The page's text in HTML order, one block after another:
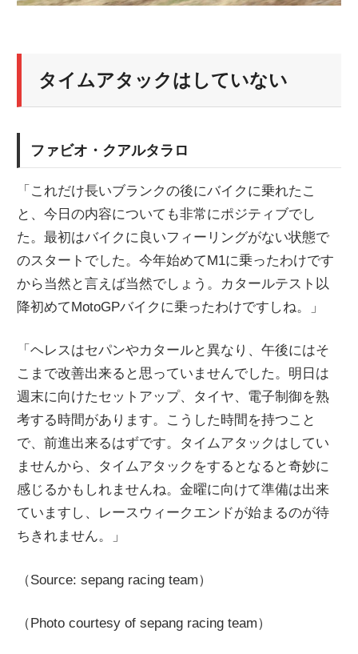
タイムアタックはしていない
ファビオ・クアルタラロ
「これだけ長いブランクの後にバイクに乗れたこ
と、今日の内容についても非常にポジティブでし
た。最初はバイクに良いフィーリングがない状態で
のスタートでした。今年始めてM1に乗ったわけです
から当然と言えば当然でしょう。カタールテスト以
降初めてMotoGPバイクに乗ったわけですしね。」
「ヘレスはセパンやカタールと異なり、午後にはそ
こまで改善出来ると思っていませんでした。明日は
週末に向けたセットアップ、タイヤ、電子制御を熟
考する時間があります。こうした時間を持つこと
で、前進出来るはずです。タイムアタックはしてい
ませんから、タイムアタックをするとなると奇妙に
感じるかもしれませんね。金曜に向けて準備は出来
ていますし、レースウィークエンドが始まるのが待
ちきれません。」
（Source: sepang racing team）
（Photo courtesy of sepang racing team）